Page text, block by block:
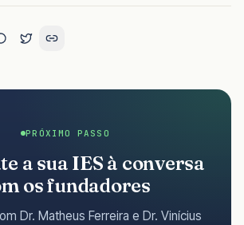
PRÓXIMO PASSO
a sua IES à conversa
os fundadores
Dr. Matheus Ferreira e Dr. Vinícius